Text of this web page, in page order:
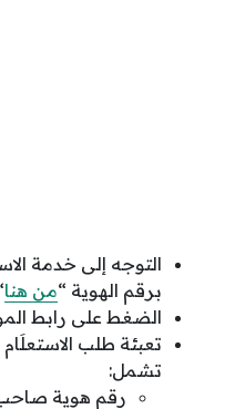
التوجه إلى خدمة
برقم الهوية “من هنا
الضغط على رابط
تعبئة طلب الاستعلَام
تشمل:
رقم هوية